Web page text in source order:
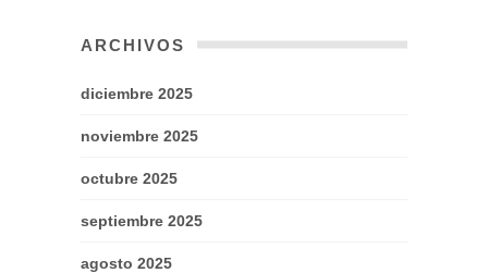
ARCHIVOS
diciembre 2025
noviembre 2025
octubre 2025
septiembre 2025
agosto 2025